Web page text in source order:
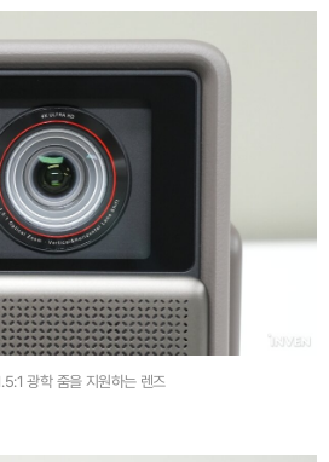
광학 줌을 지원하는 렌즈